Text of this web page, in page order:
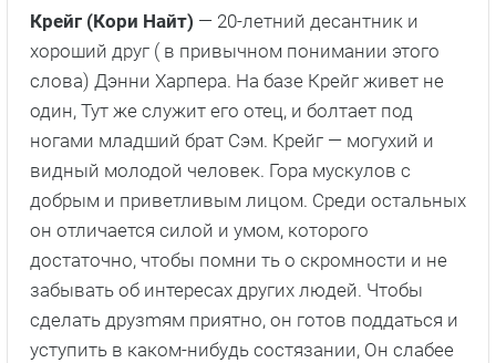
Крейг (Кори Найт) — 20-летний десантник и
хороший друг ( в привычном понимании этого
слова) Дэнни Харпера. На базе Крейг живет не
один, Тут же служит его отец, и болтает под
ногами младший брат Сэм. Крейг — могуxий и
видный молодой человек. Гора мускулов с
добрым и приветливым лицом. Среди остальных
он отличается силой и умом, которого
достаточно, чтобы помни ть о скромности и не
забывать об интересах других людей. Чтобы
сделать друзmям приятно, он готов поддаться и
уступить в каком-нибудь состязании, Он слабее